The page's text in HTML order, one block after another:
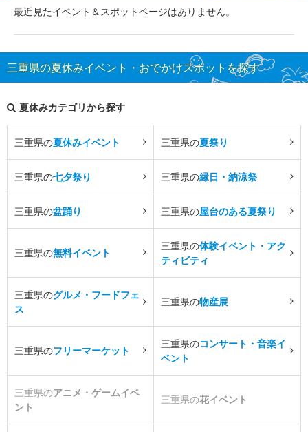
最近見たイベント＆スポットページはありません。
三重県の夏休みイベント・おでかけスポットを探す
夏休みカテゴリから探す
三重県の夏休みイベント 三重県の夏祭り
三重県の七夕祭り 三重県の縁日・納涼祭
三重県の盆踊り 三重県の屋台のある夏祭り
三重県の無料イベント
三重県の体験イベント・アク
ティビティ
三重県のグルメ・フードフェ
ス
三重県の物産展
三重県のフリーマーケット
三重県のコンサート・音楽イ
ベント
三重県のアニメ・ゲームイベ
ント
三重県の花イベント